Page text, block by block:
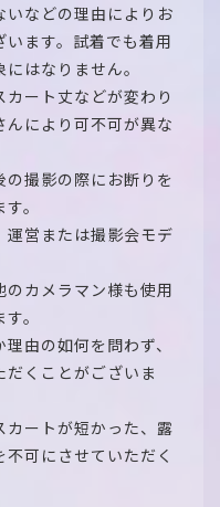
いなどの理由によりお
ます。試着でも着用
はなりません。
ート丈などが変わり
により可不可が異な
撮影の際にお断りを
。
営または撮影会モデ
カメラマン様も使用
。
由の如何を問わず、
くことがございま
ートが短かった、露
可にさせていただく